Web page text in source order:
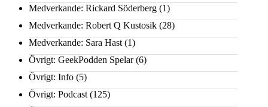
Medverkande: Rickard Söderberg (1)
Medverkande: Robert Q Kustosik (28)
Medverkande: Sara Hast (1)
Övrigt: GeekPodden Spelar(6)
Övrigt: Info (5)
Övrigt: Podcast (125)